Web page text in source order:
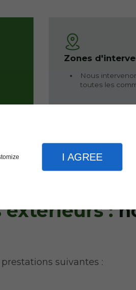
I AGREE
Zones
Nous
toutes les
:
suivantes :